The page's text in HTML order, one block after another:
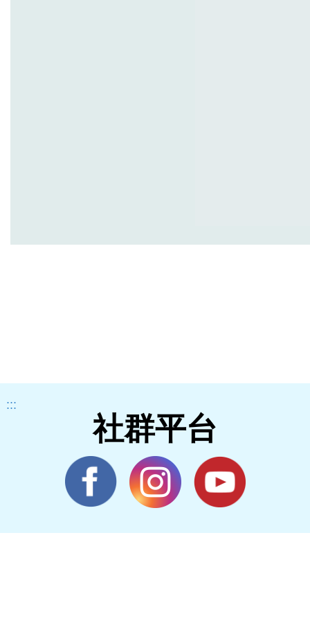
:::
社群平台